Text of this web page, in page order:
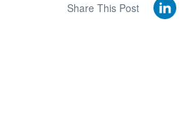
Share This Post